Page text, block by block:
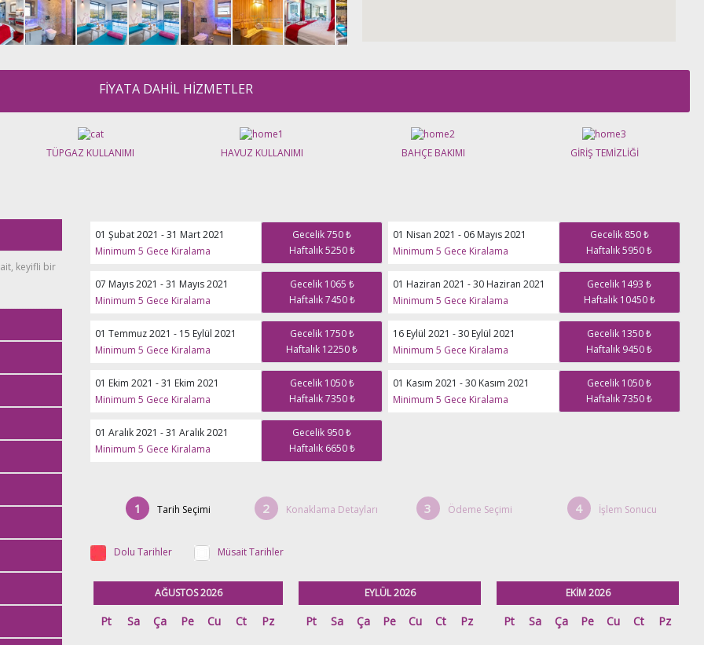
FİYATA DAHİL HİZMETLER
TÜPGAZ KULLANIMI HAVUZ KULLANIMI BAHÇE BAKIMI GİRİŞ TEMİZLİĞİ
keyifli bir
banyo,
tuvalet,
odaları
önce
saatlerinde
terası ve
01 Şubat 2021 - 31 Mart 2021
Minimum 5 Gece Kiralama
Gecelik 750 ₺
Haftalık 5250 ₺
01 Nisan 2021 - 06 Mayıs 2021
Minimum 5 Gece Kiralama
Gecelik 850 ₺
Haftalık 5950 ₺
07 Mayıs 2021 - 31 Mayıs 2021
Minimum 5 Gece Kiralama
Gecelik 1065 ₺
Haftalık 7450 ₺
01 Haziran 2021 - 30 Haziran 2021
Minimum 5 Gece Kiralama
Gecelik 1493 ₺
Haftalık 10450 ₺
01 Temmuz 2021 - 15 Eylül 2021
Minimum 5 Gece Kiralama
Gecelik 1750 ₺
Haftalık 12250 ₺
16 Eylül 2021 - 30 Eylül 2021
Minimum 5 Gece Kiralama
Gecelik 1350 ₺
Haftalık 9450 ₺
01 Ekim 2021 - 31 Ekim 2021
Minimum 5 Gece Kiralama
Gecelik 1050 ₺
Haftalık 7350 ₺
01 Kasım 2021 - 30 Kasım 2021
Minimum 5 Gece Kiralama
Gecelik 1050 ₺
Haftalık 7350 ₺
01 Aralık 2021 - 31 Aralık 2021
Minimum 5 Gece Kiralama
Gecelik 950 ₺
Haftalık 6650 ₺
1 Tarih Seçimi 2 Konaklama Detayları 3 Ödeme Seçimi 4 İşlem Sonucu
Dolu Tarihler Müsait Tarihler
AĞUSTOS 2026
Pt Sa Ça Pe Cu Ct Pz
EYLÜL 2026
Pt Sa Ça Pe Cu Ct Pz
EKİM 2026
Pt Sa Ça Pe Cu Ct Pz